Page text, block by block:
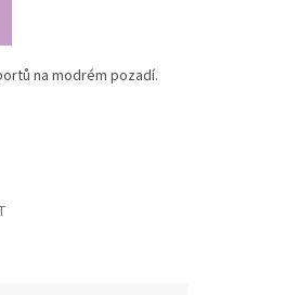
na modrém pozadí.